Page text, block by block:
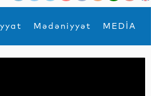
Mədəniyyət MEDİA
×